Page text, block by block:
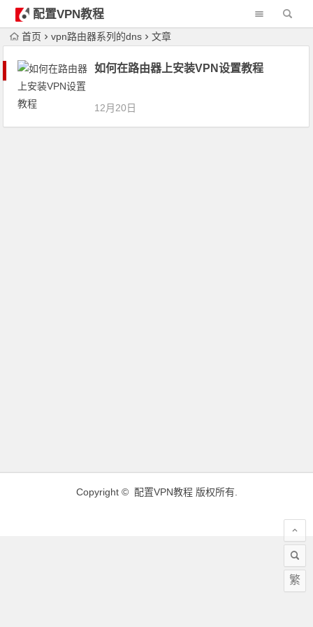
配置VPN教程
首页 vpn路由器系列的dns 文章
如何在路由器上安装VPN设置教程
12月20日
Copyright © 配置VPN教程版权所有.
繁